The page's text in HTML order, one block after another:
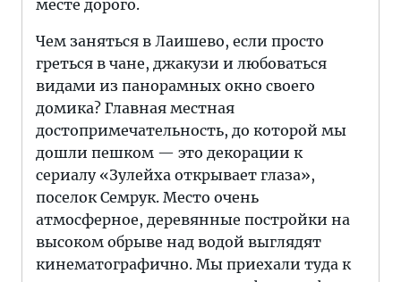
месте дорого.
Чем заняться в Лаишево, если просто
греться в чане, джакузи и любоваться
видами из панорамных окно своего
домика? Главная местная
достопримечательность, до которой мы
дошли пешком — это декорации к
сериалу «Зулейха открывает глаза»,
поселок Семрук. Место очень
атмосферное, деревянные постройки на
высоком обрыве над водой выглядят
кинематографично. Мы приехали туда к